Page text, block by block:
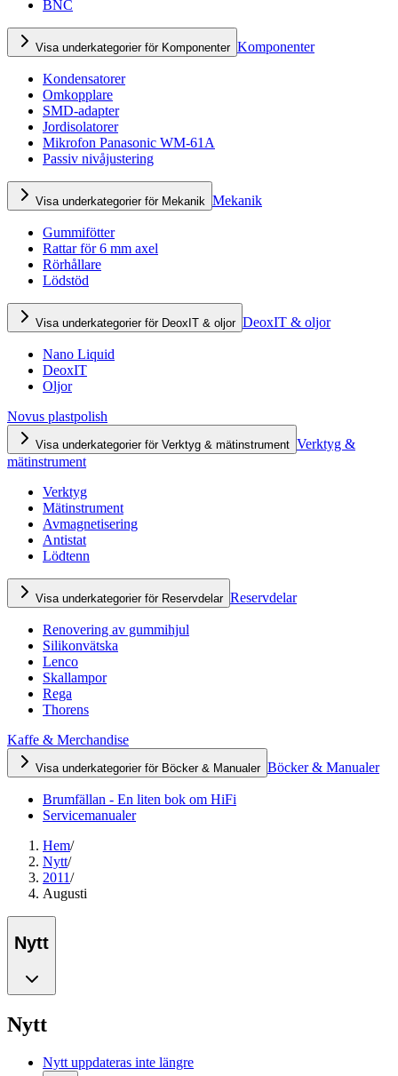
BNC
Visa underkategorier för Komponenter Komponenter
Kondensatorer
Omkopplare
SMD-adapter
Jordisolatorer
Mikrofon Panasonic WM-61A
Passiv nivåjustering
Visa underkategorier för Mekanik Mekanik
Gummifötter
Rattar för 6 mm axel
Rörhållare
Lödstöd
Visa underkategorier för DeoxIT & oljor DeoxIT & oljor
Nano Liquid
DeoxIT
Oljor
Novus plastpolish
Visa underkategorier för Verktyg & mätinstrument Verktyg &
mätinstrument
Verktyg
Mätinstrument
Avmagnetisering
Antistat
Lödtenn
Visa underkategorier för Reservdelar Reservdelar
Renovering av gummihjul
Silikonvätska
Lenco
Skallampor
Rega
Thorens
Kaffe & Merchandise
Visa underkategorier för Böcker & Manualer Böcker & Manualer
Brumfällan - En liten bok om HiFi
Servicemanualer
Hem/
Nytt/
2011/
Augusti
Nytt
Nytt
Nytt uppdateras inte längre